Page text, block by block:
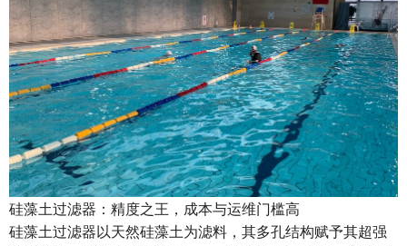
硅藻土过滤器：精度之王，成本与运维门槛高
硅藻土过滤器以天然硅藻土为滤料，其多孔结构赋予其超强